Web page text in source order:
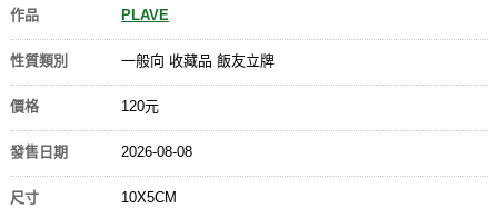
作品 PLAVE
性質類別 一般向 收藏品 飯友立牌
價格 120元
發售日期 2026-08-08
尺寸 10X5CM